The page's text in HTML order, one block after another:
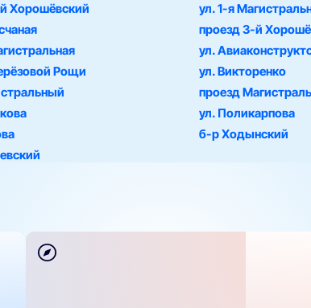
Хорошёвский ул. 1-я
проезд 3-й
ул.
Рощи ул. Викторенко
проезд
ул. Поликарпова
б-р Ходынский